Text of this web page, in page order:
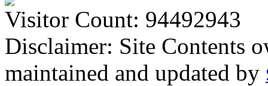
Visitor Count: 94492943
Disclaimer: Site Contents
maintained and updated by